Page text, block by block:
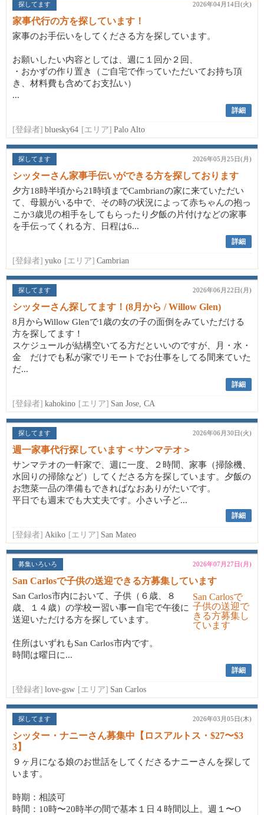
探してます 2026年04月14日(火)
家事代行の方を探しています！
家事のお手伝いをしてくださる方を探しています。
お願いしたい内容としては、週に１回か２回、
・おかずの作り置き（ご自宅で作っていただいてお持ち頂
き、材料費も含めてお支払い）
...
詳細
[登録者] bluesky64 [エリア] Palo Alto
探してます 2026年05月25日(月)
シッターさん家事手伝いができる方を探しております
夕方18時半頃から21時頃までCambrianの家に来ていただい
て、母親がいる中で、その時の状況によって赤ちゃんの抱っ
こか3歳児の相手をしてもらったり夕飯の片付けなどの家事
を手伝ってくれる方、日程は6...
詳細
[登録者] yuko [エリア] Cambrian
探してます 2026年06月22日(月)
シッターさん探してます！(8月から / Willow Glen)
8月からWillow Glenで1歳の女の子の面倒をみていただける
方を探してます！
スケジュールが結構空いてる方だといいのですが、月・水・
金 だけでも私が家でリモートでお仕事をしてる間来ていた
だ...
詳細
[登録者] kahokino [エリア] San Jose, CA
探してます 2026年06月30日(火)
週一家事代行探しています＜サンマテオ＞
サンマテオの一軒家で、週に一度、２時間、家事（掃除機、
水回りの掃除など）してくださる方を探しています。夕飯の
お惣菜一品の準備もできればなおありがたいです。
平日でも週末でも大丈夫です。小さい子ど...
詳細
[登録者] Akiko [エリア] San Mateo
募集いろいろ 2026年07月27日(月)
San Carlosで子供の送迎できる方募集しています
San Carlos市内において、子供（６歳、８
歳、１４歳）の学校ー習い事ー自宅で午後に
送迎いただける方を探しています。
住所はいずれもSan Carlos市内です。
時間は曜日に...
詳細
[登録者] love-gsw [エリア] San Carlos
探してます 2026年03月05日(木)
シッター・ナニーさん募集中【ロスアルトス・$27〜$3
3】
９ヶ月になる娘のお世話をしてくださるナニーさんを探して
います。
時期：相談可
時間：10時〜20時半の間で基本１日４時間以上。週１〜O